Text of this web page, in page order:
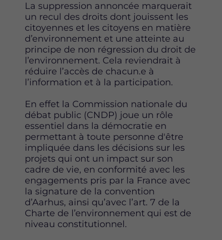
La suppression annoncée marquerait
un recul des droits dont jouissent les
citoyennes et les citoyens en matière
d’environnement et une atteinte au
principe de non régression du droit de
l’environnement. Cela reviendrait à
réduire l’accès de chacun.e à
l’information et à la participation.
En effet la Commission nationale du
débat public (CNDP) joue un rôle
essentiel dans la démocratie en
permettant à toute personne d'être
impliquée dans les décisions sur les
projets qui ont un impact sur son
cadre de vie, en conformité avec les
engagements pris par la France avec
la signature de la convention
d’Aarhus, ainsi qu’avec l’art. 7 de la
Charte de l’environnement qui est de
niveau constitutionnel.